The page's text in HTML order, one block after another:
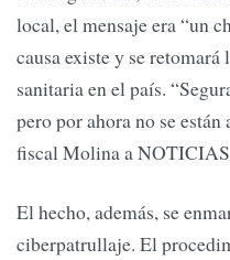
local, el mensaje era “un
causa existe y se
sanitaria en el país.
pero por ahora no se
fiscal Molina a
El hecho, además, se
ciberpatrullaje. El